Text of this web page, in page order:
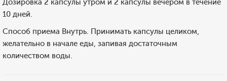
Дозировка 2 капсулы утром и 2 капсулы вечером в течение
10 дней.
Способ приема Внутрь. Принимать капсулы целиком,
желательно в начале еды, запивая достаточным
количеством воды.